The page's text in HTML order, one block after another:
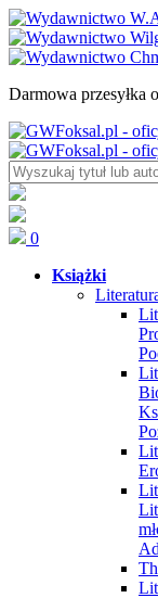
Darmowa przesyłka
0
Książki